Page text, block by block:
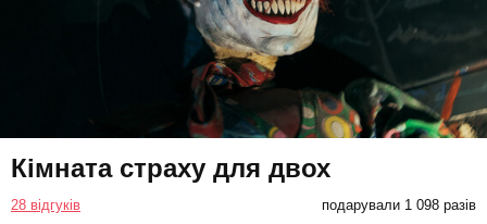
Кімната страху для двох
28 відгуків подарували 1 098 разів